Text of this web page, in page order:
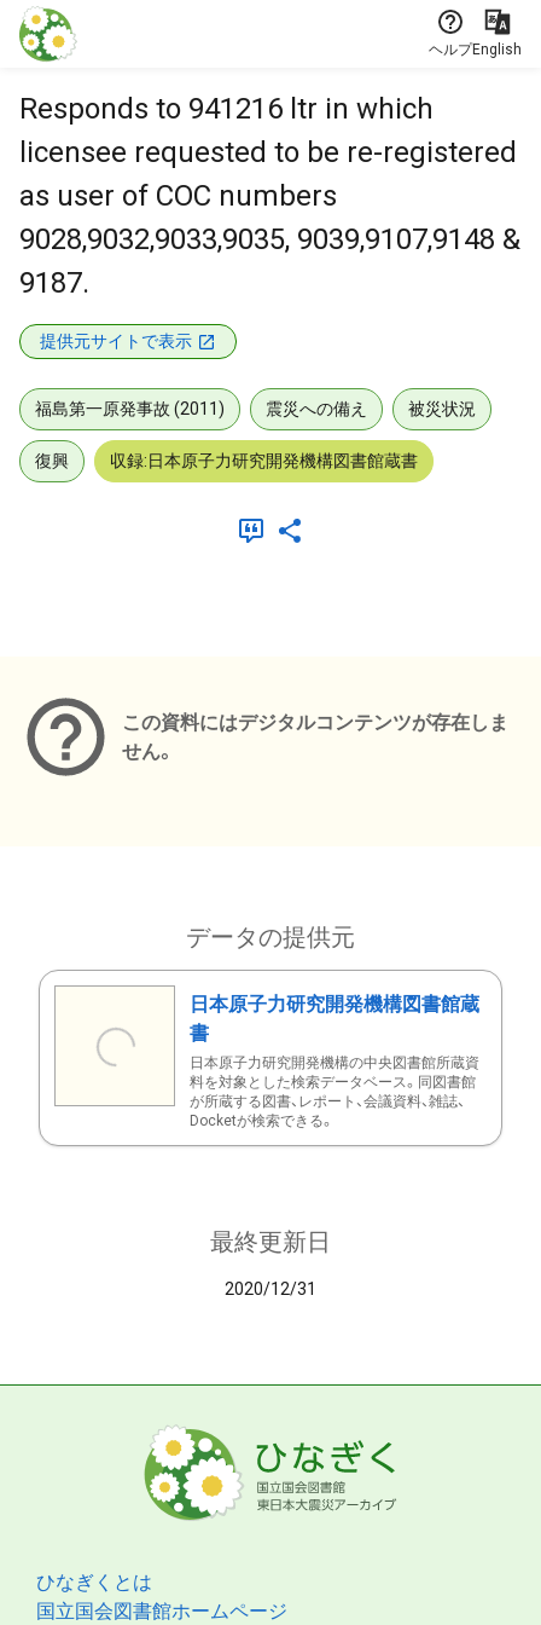
本文に飛ぶ
ヘルプEnglish
Responds to 941216 ltr in which
licensee requested to be re-registered
as user of COC numbers
9028,9032,9033,9035, 9039,9107,9148 &
9187.
提供元サイトで表示
福島第一原発事故 (2011) 震災への備え 被災状況
復興 収録:日本原子力研究開発機構図書館蔵書
この資料にはデジタルコンテンツが存在しま
せん。
データの提供元
日本原子力研究開発機構図書館蔵
書
日本原子力研究開発機構の中央図書館所蔵資
料を対象とした検索データベース。同図書館
が所蔵する図書、レポート、会議資料、雑誌、
Docketが検索できる。
最終更新日
2020/12/31
ひなぎくとは
国立国会図書館ホームページ